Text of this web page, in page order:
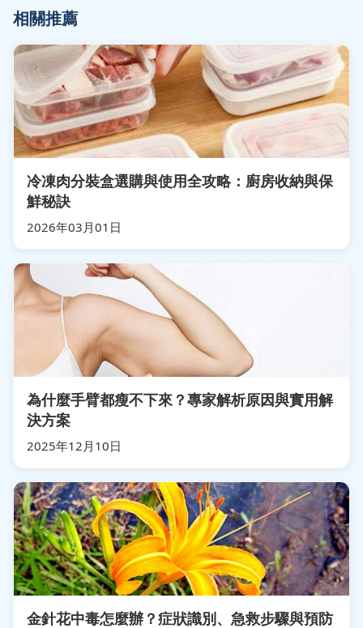
相關推薦
冷凍肉分裝盒選購與使用全攻略：廚房收納與保
鮮秘訣
2026年03月01日
為什麼手臂都瘦不下來？專家解析原因與實用解
決方案
2025年12月10日
金針花中毒怎麼辦？症狀識別、急救步驟與預防